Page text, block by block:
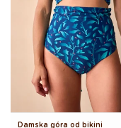
Damska góra od bikini